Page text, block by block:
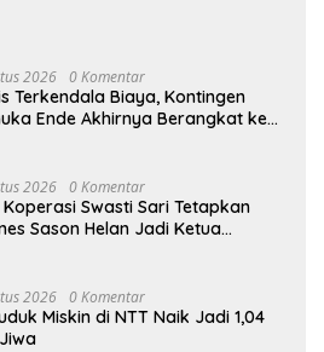
2026 0 Komentar
Terkendala Biaya, Kontingen
Ende Akhirnya Berangkat ke
2026 0 Komentar
Koperasi Swasti Sari Tetapkan
Sason Helan Jadi Ketua
2026 0 Komentar
Miskin di NTT Naik Jadi 1,04